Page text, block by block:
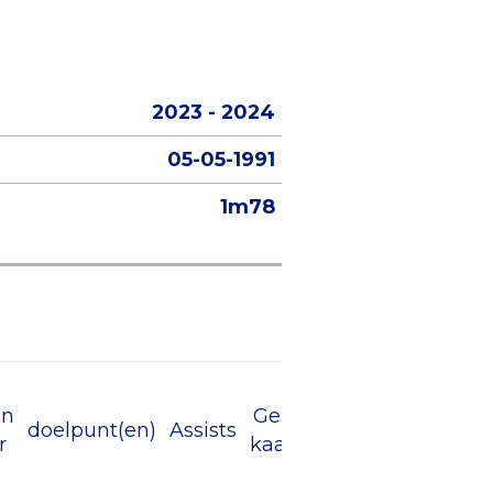
2023 - 2024
05-05-1991
1m78
doelpunt(en) Assists
Gele
kaart